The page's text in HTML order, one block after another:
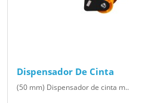
Dispensador De Cinta
(50 mm) Dispensador de cinta m..